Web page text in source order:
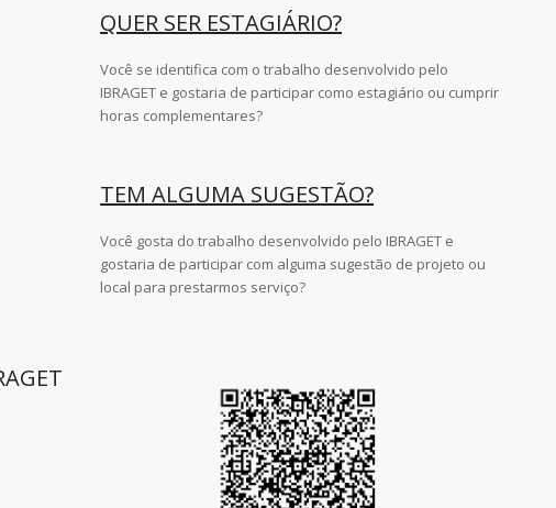
QUER SER ESTAGIÁRIO?
Você se identifica com o trabalho desenvolvido pelo
IBRAGET e gostaria de participar como estagiário ou cumprir
horas complementares?
TEM ALGUMA SUGESTÃO?
Você gosta do trabalho desenvolvido pelo IBRAGET e
gostaria de participar com alguma sugestão de projeto ou
local para prestarmos serviço?